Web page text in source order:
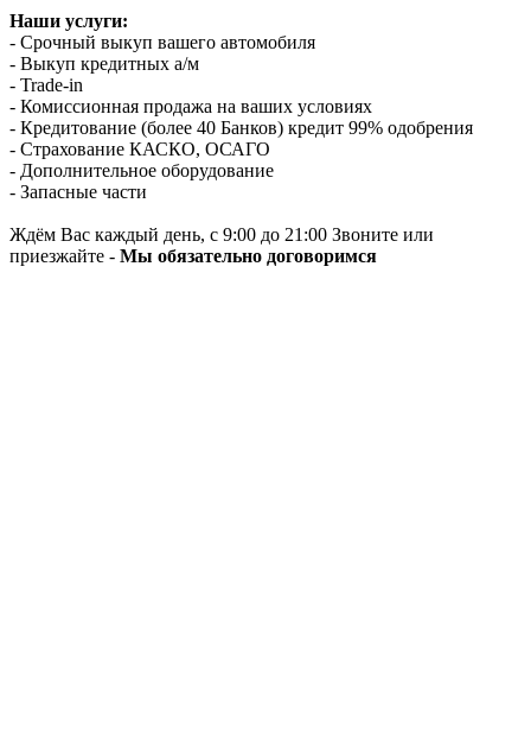
Наши услуги:
- Срочный выкуп вашего автомобиля
- Выкуп кредитных а/м
- Trade-in
- Комиссионная продажа на ваших условиях
- Кредитование (более 40 Банков) кредит 99% одобрения
- Страхование КАСКО, ОСАГО
- Дополнительное оборудование
- Запасные части
Ждём Вас каждый день, с 9:00 до 21:00 Звоните или
приезжайте - Мы обязательно договоримся